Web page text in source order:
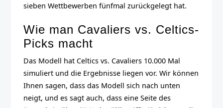
sieben Wettbewerben fünfmal zurückgelegt hat.
Wie man Cavaliers vs. Celtics-
Picks macht
Das Modell hat Celtics vs. Cavaliers 10.000 Mal
simuliert und die Ergebnisse liegen vor. Wir können
Ihnen sagen, dass das Modell sich nach unten
neigt, und es sagt auch, dass eine Seite des